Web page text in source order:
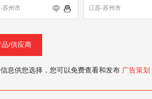
苏州市 江苏-苏州市
品/供应商
息供您选择，您可以免费查看和发布 广告策划